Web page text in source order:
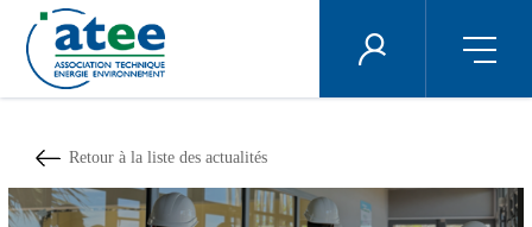
contenu
principal
ÉNERGIE PLUS
Retour à la liste des actualités
Panneau de gestion des cookies